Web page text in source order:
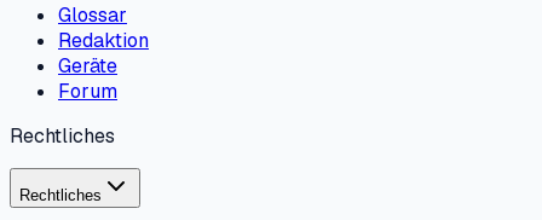
Glossar
Redaktion
Geräte
Forum
Rechtliches
Rechtliches